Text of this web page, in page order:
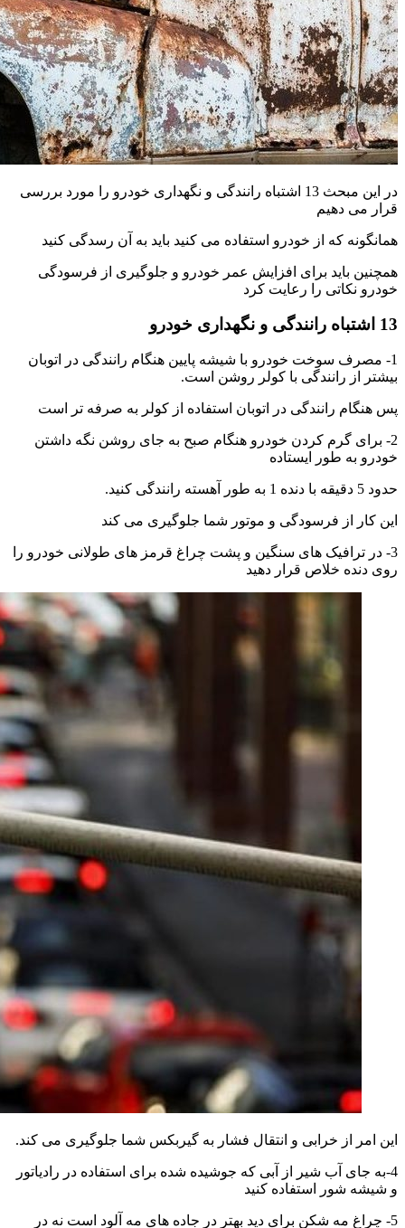
در این مبحث 13 اشتباه رانندگی و نگهداری خودرو را مورد بررسی
قرار می دهیم
همانگونه که از خودرو استفاده می کنید باید به آن رسدگی کنید
همچنین باید برای افزایش عمر خودرو و جلوگیری از فرسودگی
خودرو نکاتی را رعایت کرد
13 اشتباه رانندگی و نگهداری خودرو
1- مصرف سوخت خودرو با شیشه پایین هنگام رانندگی در اتوبان
بیشتر از رانندگی با کولر روشن است.
پس هنگام رانندگی در اتوبان استفاده از کولر به صرفه تر است
2- برای گرم کردن خودرو هنگام صبح به جای روشن نگه داشتن
خودرو به طور ایستاده
حدود 5 دقیقه با دنده 1 به طور آهسته رانندگی کنید.
این کار از فرسودگی و موتور شما جلوگیری می کند
3- در ترافیک های سنگین و پشت چراغ قرمز های طولانی خودرو را
روی دنده خلاص قرار دهید
این امر از خرابی و انتقال فشار به گیربکس شما جلوگیری می کند.
4-به جای آب شیر از آبی که جوشیده شده برای استفاده در رادیاتور
و شیشه شور استفاده کنید
5- چراغ مه شکن برای دید بهتر در جاده های مه آلود است نه در